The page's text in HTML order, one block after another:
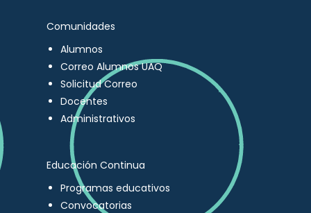
Comunidades
Alumnos
Correo Alumnos UAQ
Solicitud Correo
Docentes
Administrativos
Educación Continua
Programas educativos
Convocatorias